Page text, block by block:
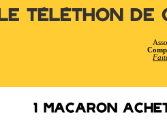
Le Téléthon de
1 macaron